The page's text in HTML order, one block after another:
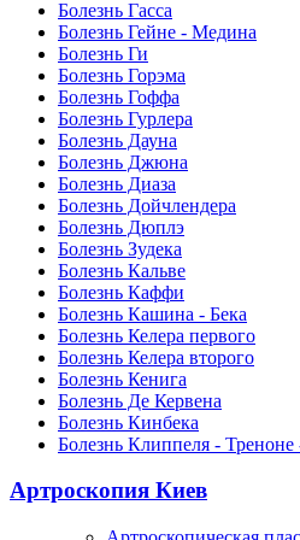
Болезнь Гасса
Болезнь Гейне - Медина
Болезнь Ги
Болезнь Горэма
Болезнь Гоффа
Болезнь Гурлера
Болезнь Дауна
Болезнь Джюна
Болезнь Диаза
Болезнь Дойчлендера
Болезнь Дюплэ
Болезнь Зудека
Болезнь Кальве
Болезнь Каффи
Болезнь Кашина - Бека
Болезнь Келера первого
Болезнь Келера второго
Болезнь Кенига
Болезнь Де Кервена
Болезнь Кинбека
Болезнь Клиппеля -
Артроскопия Киев